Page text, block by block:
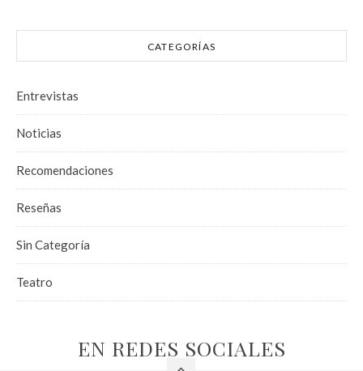
CATEGORÍAS
Entrevistas
Noticias
Recomendaciones
Reseñas
Sin Categoría
Teatro
EN REDES SOCIALES